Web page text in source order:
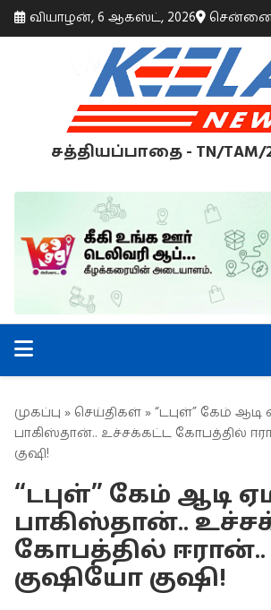
வியாழன், 6 ஆகஸ்ட், 2026 சென்னை,
சத்தியப்பாதை - TN/TAM/
முகப்பு » செய்திகள் » “டபுள்” கேம் ஆடி
பாகிஸ்தான்.. உச்சக்கட்ட கோபத்தில்
குஷி!
“டபுள்” கேம் ஆடி
பாகிஸ்தான்..
கோபத்தில் ஈரான்..
குஷியோ குஷி!